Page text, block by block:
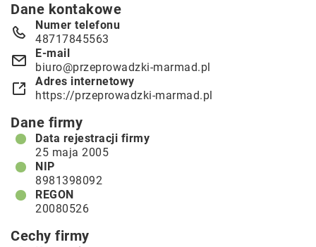
Dane kontakowe
Numer telefonu
48717845563
E-mail
biuro@przeprowadzki-marmad.pl
Adres internetowy
https://przeprowadzki-marmad.pl
Dane firmy
Data rejestracji firmy
25 maja 2005
NIP
8981398092
REGON
20080526
Cechy firmy